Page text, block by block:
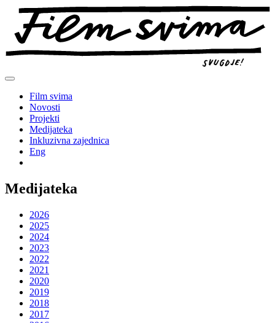
Preskoči
sadržaj
Film svima
Novosti
Projekti
Medijateka
Inkluzivna zajednica
Eng
Medijateka
2026
2025
2024
2023
2022
2021
2020
2019
2018
2017